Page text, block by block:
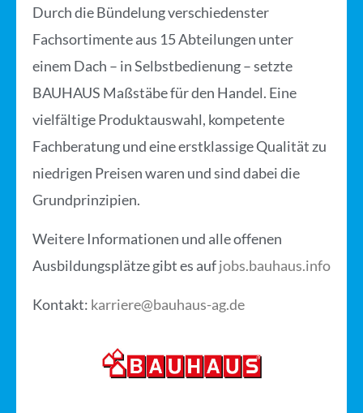
Durch die Bündelung verschiedenster
Fachsortimente aus 15 Abteilungen unter
einem Dach – in Selbstbedienung – setzte
BAUHAUS Maßstäbe für den Handel. Eine
vielfältige Produktauswahl, kompetente
Fachberatung und eine erstklassige Qualität zu
niedrigen Preisen waren und sind dabei die
Grundprinzipien.
Weitere Informationen und alle offenen
Ausbildungsplätze gibt es aufjobs.bauhaus.info
Kontakt: karriere@bauhaus-ag.de